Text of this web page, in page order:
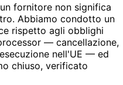
fornitore non significa
Abbiamo condotto un
rispetto agli obblighi
— cancellazione,
nell'UE — ed
chiuso, verificato